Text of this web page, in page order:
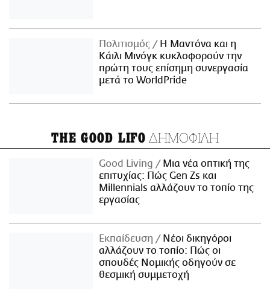
Πολιτισμός
Η Μαντόνα και η
Κάιλι Μινόγκ κυκλοφορούν την
πρώτη τους επίσημη συνεργασία
μετά το WorldPride
THE GOOD LIFO ΔΗΜΟΦΙΛΗ
Good Living
Μια νέα οπτική της
επιτυχίας: Πώς Gen Zs και
Millennials αλλάζουν το τοπίο της
εργασίας
Εκπαίδευση
Νέοι δικηγόροι
αλλάζουν το τοπίο: Πώς οι
σπουδές Νομικής οδηγούν σε
θεσμική συμμετοχή